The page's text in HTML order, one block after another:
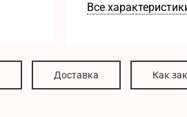
Все
Доставка Как